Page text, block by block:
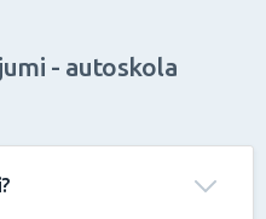
– apskati atsauksmes
profilos vai aptaujā
vairāk par autoskolas
- autoskola